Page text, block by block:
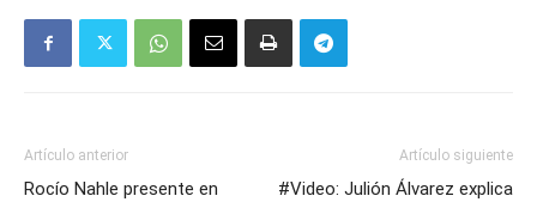
Artículo anterior
Rocío Nahle presente en
Artículo siguiente
#Video: Julión Álvarez explica